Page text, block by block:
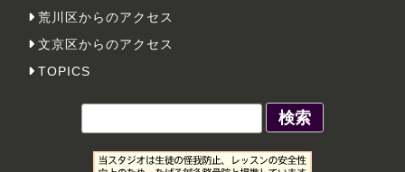
荒川区からのアクセス
文京区からのアクセス
TOPICS